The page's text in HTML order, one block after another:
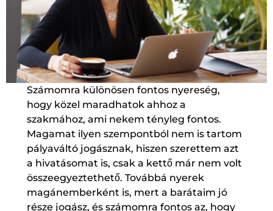
Számomra különösen fontos nyereség,
hogy közel maradhatok ahhoz a
szakmához, ami nekem tényleg fontos.
Magamat ilyen szempontból nem is tartom
pályaváltó jogásznak, hiszen szerettem azt
a hivatásomat is, csak a kettő már nem volt
összeegyeztethető. Továbbá nyerek
magánemberként is, mert a barátaim jó
része jogász, és számomra fontos az, hogy